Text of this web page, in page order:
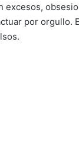
excesos,
por orgullo.